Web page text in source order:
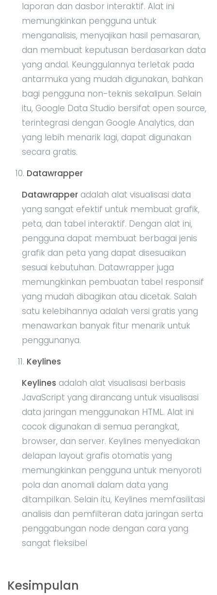
laporan dan dasbor interaktif. Alat ini
memungkinkan pengguna untuk
menganalisis, menyajikan hasil pemasaran,
dan membuat keputusan berdasarkan data
yang andal. Keunggulannya terletak pada
antarmuka yang mudah digunakan, bahkan
bagi pengguna non-teknis sekalipun. Selain
itu, Google Data Studio bersifat open source,
terintegrasi dengan Google Analytics, dan
yang lebih menarik lagi, dapat digunakan
secara gratis.
Datawrapper
Datawrapper adalah alat visualisasi data
yang sangat efektif untuk membuat grafik,
peta, dan tabel interaktif. Dengan alat ini,
pengguna dapat membuat berbagai jenis
grafik dan peta yang dapat disesuaikan
sesuai kebutuhan. Datawrapper juga
memungkinkan pembuatan tabel responsif
yang mudah dibagikan atau dicetak. Salah
satu kelebihannya adalah versi gratis yang
menawarkan banyak fitur menarik untuk
penggunanya.
Keylines
Keylines adalah alat visualisasi berbasis
JavaScript yang dirancang untuk visualisasi
data jaringan menggunakan HTML. Alat ini
cocok digunakan di semua perangkat,
browser, dan server. Keylines menyediakan
delapan layout grafis otomatis yang
memungkinkan pengguna untuk menyoroti
pola dan anomali dalam data yang
ditampilkan. Selain itu, Keylines memfasilitasi
analisis dan pemfilteran data jaringan serta
penggabungan node dengan cara yang
sangat fleksibel
Kesimpulan